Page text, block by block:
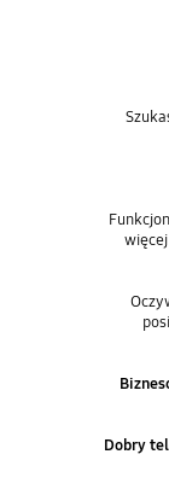
Dobry